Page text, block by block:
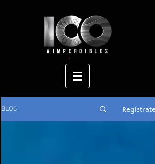
BLOG Regístrate